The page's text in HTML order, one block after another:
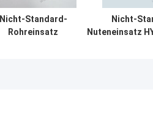
Nicht-Standard-
Rohreinsatz
Nicht-
Nuteneinsatz
PVD HYB208
schwierige